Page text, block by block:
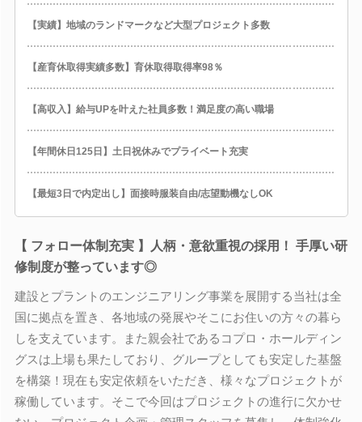
【実績】地域のランドマークなど大型プロジェクト多数
【産育休取得実績多数】育休取得取得率98％
【高収入】給与UPを叶えた社員多数！満足度の高い職場
【年間休日125日】土日祝休みでプライベート充実
【最短3日で内定出し】面接時服装自由/志望動機なしOK
【 フォロー体制充実 】人柄・意欲重視の採用！ 手厚い研
修制度が整っています◎
建設とプラントのエンジニアリング事業を展開する当社は全
国に拠点を置き、各地域の発展やそこにお住いの方々の暮ら
しを支えています。また親会社であるコプロ・ホールディン
グスは上場も果たしており、グループとしても安定した基盤
を構築！現在も安定依頼をいただき、様々なプロジェクトが
稼働しています。そこで今回はプロジェクトの進行に欠かせ